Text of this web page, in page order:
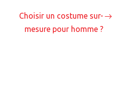
Choisir un costume sur-
mesure pour homme ?